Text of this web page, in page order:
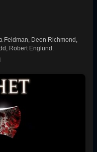
Feldman, Deon Richmond,
Robert Englund.